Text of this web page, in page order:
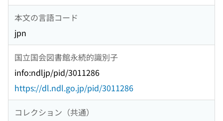
本文の言語コード
jpn
国立国会図書館永続的識別子
info:ndljp/pid/3011286
https://dl.ndl.go.jp/pid/3011286
コレクション（共通）